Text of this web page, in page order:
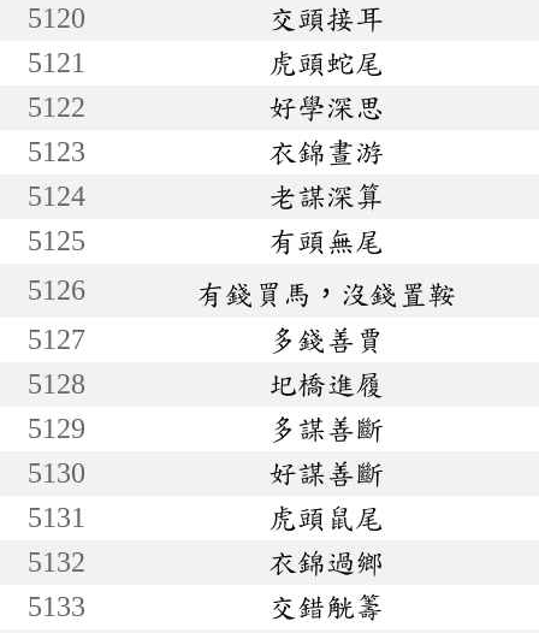
5120
交頭接耳
5121
虎頭蛇尾
5122
好學深思
5123
衣錦晝游
5124
老謀深算
5125
有頭無尾
5126
有錢買馬，沒錢置鞍
5127
多錢善賈
5128
圯橋進履
5129
多謀善斷
5130
好謀善斷
5131
虎頭鼠尾
5132
衣錦過鄉
5133
交錯觥籌